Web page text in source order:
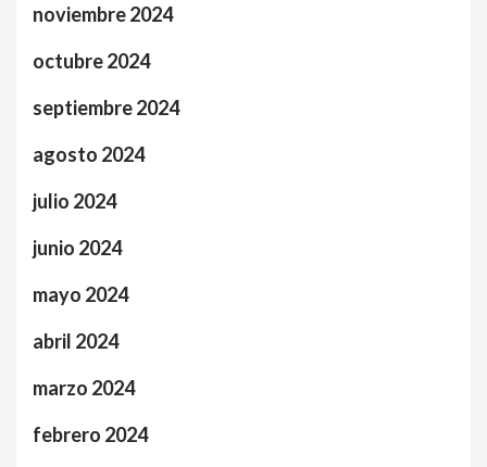
noviembre 2024
octubre 2024
septiembre 2024
agosto 2024
julio 2024
junio 2024
mayo 2024
abril 2024
marzo 2024
febrero 2024